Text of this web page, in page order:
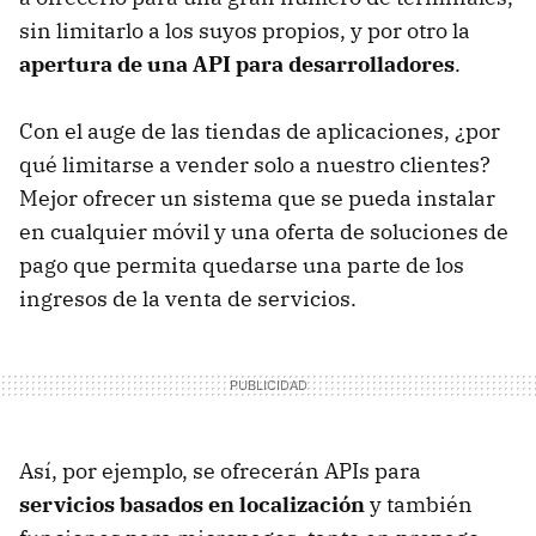
sin limitarlo a los suyos propios, y por otro la
apertura de unaAPIpara desarrolladores.
Con el auge de las tiendas de aplicaciones, ¿por
qué limitarse a vender solo a nuestro clientes?
Mejor ofrecer un sistema que se pueda instalar
en cualquier móvil y una oferta de soluciones de
pago que permita quedarse una parte de los
ingresos de la venta de servicios.
Así, por ejemplo, se ofrecerán APIs para
servicios basados en localizacióny también